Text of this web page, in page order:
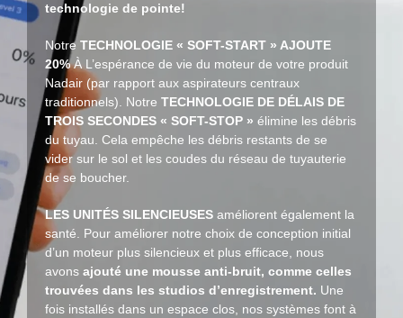
technologie de pointe!
Notre TECHNOLOGIE « SOFT-START » AJOUTE
20%À L’espérance de vie du moteur de votre produit
Nadair (par rapport aux aspirateurs centraux
traditionnels). Notre TECHNOLOGIE DE DÉLAIS DE
TROIS SECONDES « SOFT-STOP » élimine les débris
du tuyau. Cela empêche les débris restants de se
vider sur le sol et les coudes du réseau de tuyauterie
de se boucher.
LES UNITÉS SILENCIEUSES améliorent également la
santé. Pour améliorer notre choix de conception initial
d’un moteur plus silencieux et plus efficace, nous
avons ajouté une mousse anti-bruit, comme celles
trouvées dans les studios d’enregistrement. Une
fois installés dans un espace clos, nos systèmes font à